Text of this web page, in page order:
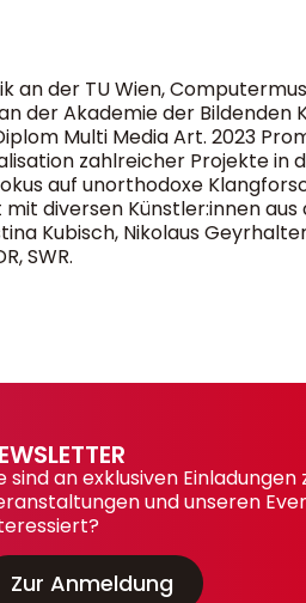
an der TU Wien,
der Akademie der Bildenden
Multi Media Art. 2023
zahlreicher Projekte in
auf unorthodoxe
diversen Künstler:innen aus
Kubisch, Nikolaus
SWR.
sind an exklusiven Einladungen
und unseren
Zur Anmeldung